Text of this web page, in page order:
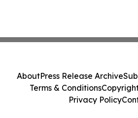
AboutPress Release Archive
Terms & Conditions
Privacy Policy